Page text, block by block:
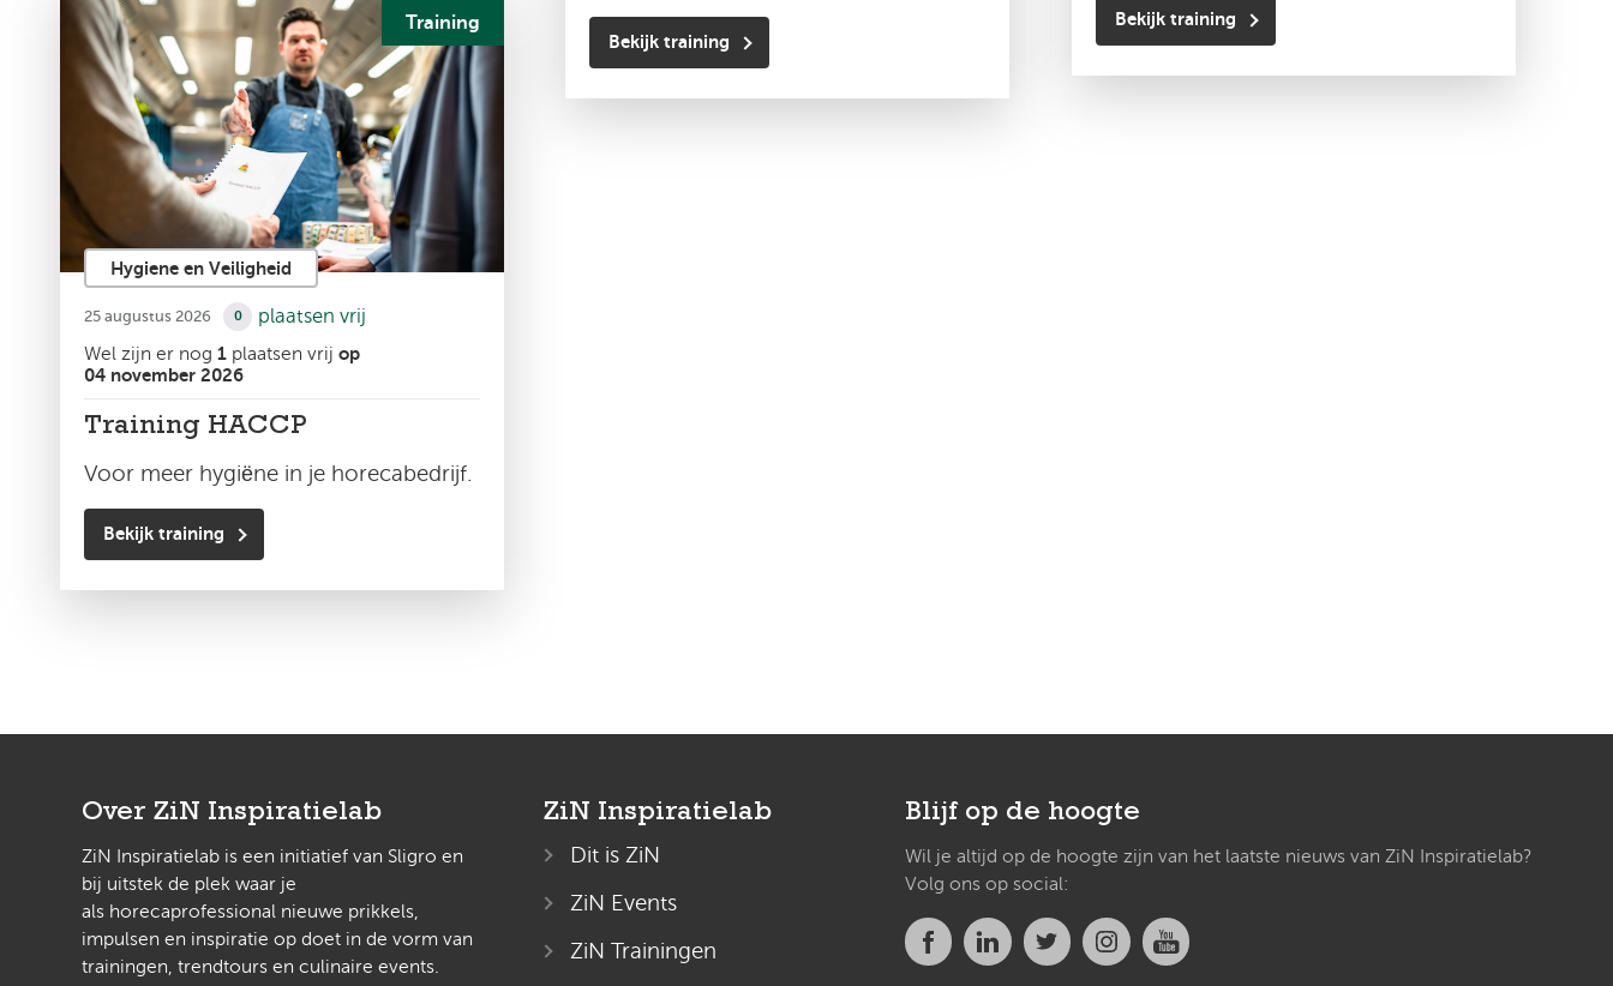
Bekijk training
Bekijk training
Training
Hygiene en Veiligheid
25 augustus 2026 0 plaatsen vrij
Wel zijn er nog 1 plaatsen vrij op
04 november 2026
Training HACCP
Voor meer hygiëne in je horecabedrijf.
Bekijk training
Over ZiN Inspiratielab
ZiN Inspiratielab is een initiatief van Sligro en
bij uitstek de plek waar je
als horecaprofessional nieuwe prikkels,
impulsen en inspiratie op doet in de vorm van
trainingen, trendtours en culinaire events.
ZiN Inspiratielab
Dit is ZiN
ZiN Events
ZiN Trainingen
Blijf op de hoogte
Wil je altijd op de hoogte zijn van het laatste nieuws van ZiN Inspiratielab?
Volg ons op social: